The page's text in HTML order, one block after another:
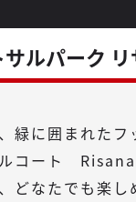
ルパーク
緑に囲まれたフ
コート
どなたでも楽し